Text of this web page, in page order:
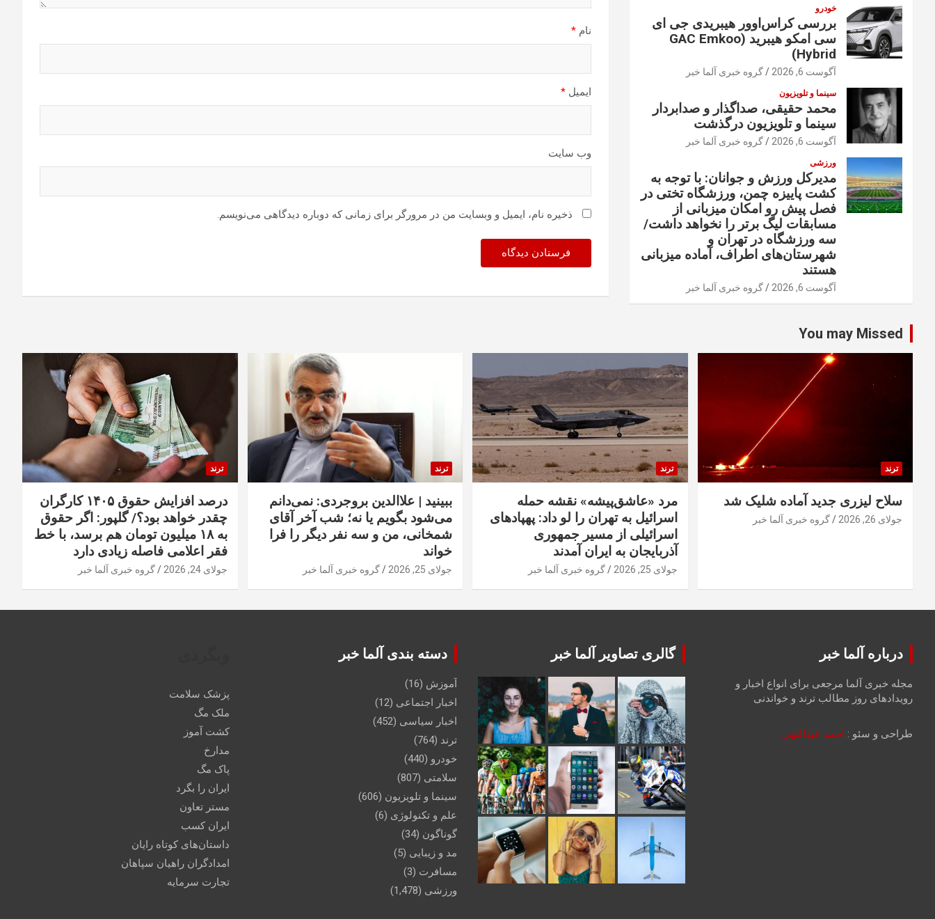
نام *
ایمیل *
وب‌ سایت
ذخیره نام، ایمیل و وبسایت من در مرورگر برای زمانی که دوباره دیدگاهی می‌نویسم.
خودرو
بررسی کراس‌اوور هیبریدی جی ای
سی امکو هیبرید (GAC Emkoo
Hybrid)
آگوست 6, 2026 گروه خبری آلما خبر
سینما و تلویزیون
محمد حقیقی، صداگذار و صدابردار
سینما و تلویزیون درگذشت
آگوست 6, 2026 گروه خبری آلما خبر
ورزشی
مدیرکل ورزش و جوانان: با توجه به
کشت پاییزه چمن، ورزشگاه تختی در
فصل پیش رو امکان میزبانی از
مسابقات لیگ برتر را نخواهد داشت/
سه ورزشگاه در تهران و
شهرستان‌های اطراف، آماده میزبانی
هستند
آگوست 6, 2026 گروه خبری آلما خبر
You may Missed
ترند
سلاح لیزری جدید آماده شلیک شد
جولای 26, 2026 گروه خبری آلما خبر
ترند
مرد «عاشق‌پیشه» نقشه حمله
اسرائیل به تهران را لو داد: پهپادهای
اسرائیلی از مسیر جمهوری
آذربایجان به ایران آمدند
جولای 25, 2026 گروه خبری آلما خبر
ترند
ببینید | علاالدین بروجردی: نمی‌دانم
می‌شود بگویم یا نه؛ شب آخر آقای
شمخانی، من و سه نفر دیگر را فرا
خواند
جولای 25, 2026 گروه خبری آلما خبر
ترند
درصد افزایش حقوق ۱۴۰۵ کارگران
چقدر خواهد بود؟/ گلپور: اگر حقوق
به ۱۸ میلیون تومان هم برسد، با خط
فقر اعلامی فاصله زیادی دارد
جولای 24, 2026 گروه خبری آلما خبر
درباره آلما خبر
مجله خبری آلما مرجعی برای انواع اخبار و
رویدادهای روز مطالب ترند و خواندنی
طراحی و سئو : احمد عبداللهی
گالری تصاویر آلما خبر دسته بندی آلما خبر
آموزش (16)
اخبار اجتماعی (12)
اخبار سیاسی (452)
ترند (764)
خودرو (440)
سلامتی (807)
سینما و تلویزیون (606)
علم و تکنولوژی (6)
گوناگون (34)
مد و زیبایی (5)
مسافرت (3)
ورزشی (1,478)
پزشک سلامت
ملک مگ
کشت آموز
مدارخ
پاک مگ
ایران را بگرد
مستر تعاون
ایران کسب
داستان‌های کوتاه رایان
امدادگران راهیان سپاهان
تجارت سرمایه